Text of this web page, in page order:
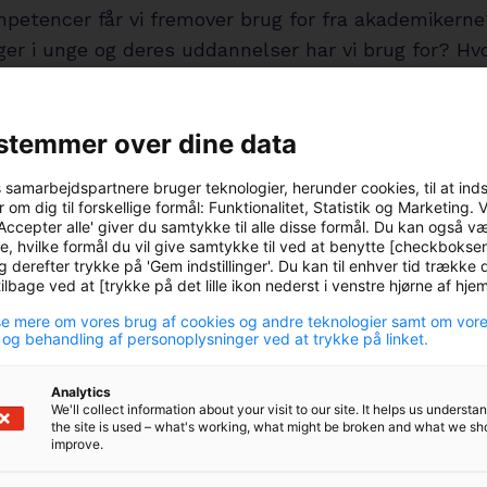
får vi fremover brug for fra
i unge og deres uddannelser har vi brug for?
stiller vi Moderaternes uddannelses- og
og repræsentanter for Djøf og COWI når vi
9.30-10.15 tager debatten om fremtidens
juni kl. 14.30-15.15
stiger blandt akademikere – hvordan
vi kurven?
hver anden djøf’er har fysiske symptomer på stress.
over dine data
samarbejdspartnere bruger teknologier, herunder cookies, til at
om dig til forskellige formål: Funktionalitet, Statistik og Marketing.
alle' giver du samtykke til alle disse formål. Du kan også
hvilke formål du vil give samtykke til ved at benytte
derefter trykke på 'Gem indstillinger'. Du kan til enhver tid trække
ved at [trykke på det lille ikon nederst i venstre hjørne af
mere om vores brug af cookies og andre teknologier samt om
og behandling af personoplysninger ved at trykke på linket.
Analytics
We'll collect information about your visit to our site. It helps us
the site is used – what's working, what might be broken and what we
improve.